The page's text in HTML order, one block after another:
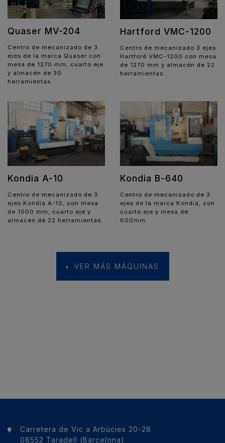
Quaser MV-204
Centro de mecanizado de 3
ejes de la marca Quaser con
mesa de 1270 mm, cuarto eje
y almacén de 30
herramientas.
Hartford VMC-1200
Centro de mecanizado 3 ejes
Hartford VMC-1200 con mesa
de 1270 mm y almacén de 22
herramientas.
Kondia A-10
Centro de mecanizado de 3
ejes Kondia A-10, con mesa
de 1000 mm, cuarto eje y
almacén de 22 herramientas.
Kondia B-640
Centro de mecanizado de 3
ejes de la marca Kondia, con
cuarto eje y mesa de
600mm.
VER MÁS MÁQUINAS
Carretera de Vic a Arbúcies 20-28
08552 Taradell (Barcelona)